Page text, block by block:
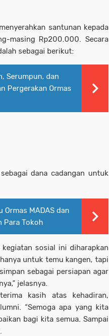
santunan kepada
masing Rp200.000. Secara
sebagai berikut:
Serumpun, dan
Pergerakan Ormas
dana cadangan untuk
MADAS dan
Para Tokoh
sosial ini diharapkan
untuk temu kangen, tapi
sebagai persiapan agar
jelasnya.
kasih atas kehadiran,
“Semoga apa yang kita
bagi kita semua. Sampai